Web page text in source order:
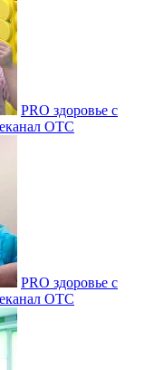
PRO здоровье с
ОТС
PRO здоровье с
ОТС